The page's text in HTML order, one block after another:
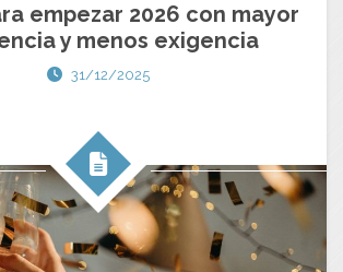
empezar 2026 con mayor
y menos exigencia
31/12/2025